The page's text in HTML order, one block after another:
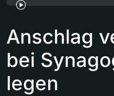
Anschlag
bei
legen